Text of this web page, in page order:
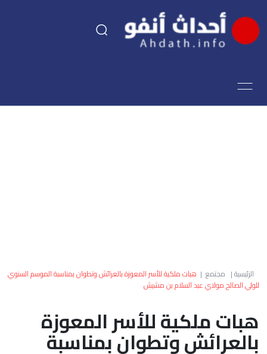
اقتصاد
العالم
الصحراء
الرئيسية| مجتمع | هبات ملكية للأسر المعوزة بالعرائش وتطوان بمناسبة الموسم السنوي
للولي الصالح مولاي عبد السلام بن مشيش
هبات ملكية للأسر المعوزة
بالعرائش وتطوان بمناسبة